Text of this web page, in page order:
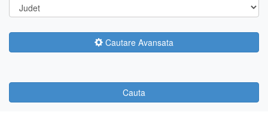
Cautare Avansata
Cauta